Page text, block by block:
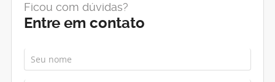
Ficou com dúvidas?
Entre em contato